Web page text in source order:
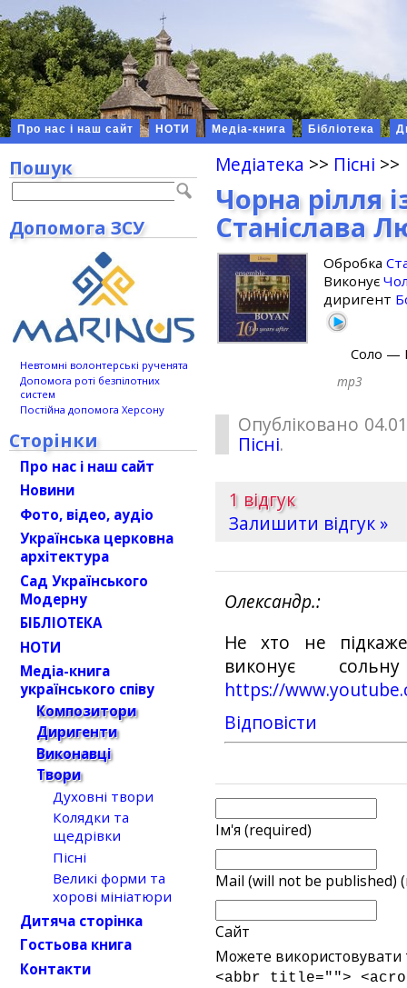
Про нас і наш сайт НОТИ Медіа-книга Бібліотека
Медіатека >> Пісні >>
Чорна рілля
Станіслава
Обробка
Виконує
диригент
Соло —
mp3
Опубліковано
Пісні.
1 відгук
Залишити відгук »
Олександр.
Не хто не
виконує
https://
Відповіcти
Ім'я (required)
Mail (will not be published)
Сайт
Можете використовувати
<abbr title="">
Пошук
Допомога ЗСУ
Невтомні волонтерські рученята
Допомога роті безпілотних
систем
Постійна допомога Херсону
Сторінки
Про нас і наш сайт
Новини
Фото, відео, аудіо
Українська церковна
архітектура
Сад Українського
Модерну
БІБЛІОТЕКА
НОТИ
Медіа-книга
українського співу
Композитори
Диригенти
Виконавці
Твори
Духовні твори
Колядки та
щедрівки
Пісні
Великі форми та
хорові мініатюри
Дитяча сторінка
Гостьова книга
Контакти